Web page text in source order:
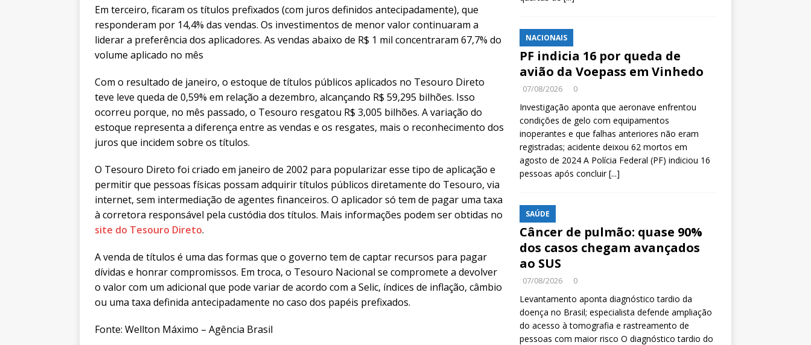
Em terceiro, ficaram os títulos prefixados (com juros definidos antecipadamente), que
responderam por 14,4% das vendas. Os investimentos de menor valor continuaram a
liderar a preferência dos aplicadores. As vendas abaixo de R$ 1 mil concentraram 67,7% do
volume aplicado no mês
Com o resultado de janeiro, o estoque de títulos públicos aplicados no Tesouro Direto
teve leve queda de 0,59% em relação a dezembro, alcançando R$ 59,295 bilhões. Isso
ocorreu porque, no mês passado, o Tesouro resgatou R$ 3,005 bilhões. A variação do
estoque representa a diferença entre as vendas e os resgates, mais o reconhecimento dos
juros que incidem sobre os títulos.
O Tesouro Direto foi criado em janeiro de 2002 para popularizar esse tipo de aplicação e
permitir que pessoas físicas possam adquirir títulos públicos diretamente do Tesouro, via
internet, sem intermediação de agentes financeiros. O aplicador só tem de pagar uma taxa
à corretora responsável pela custódia dos títulos. Mais informações podem ser obtidas no
site do Tesouro Direto.
A venda de títulos é uma das formas que o governo tem de captar recursos para pagar
dívidas e honrar compromissos. Em troca, o Tesouro Nacional se compromete a devolver
o valor com um adicional que pode variar de acordo com a Selic, índices de inflação, câmbio
ou uma taxa definida antecipadamente no caso dos papéis prefixados.
Fonte: Wellton Máximo – Agência Brasil
NACIONAIS
PF indicia 16 por queda de
avião da Voepass em Vinhedo
07/08/2026 0
Investigação aponta que aeronave enfrentou
condições de gelo com equipamentos
inoperantes e que falhas anteriores não eram
registradas; acidente deixou 62 mortos em
agosto de 2024 A Polícia Federal (PF) indiciou 16
pessoas após concluir[...]
SAÚDE
Câncer de pulmão: quase 90%
dos casos chegam avançados
ao SUS
07/08/2026 0
Levantamento aponta diagnóstico tardio da
doença no Brasil; especialista defende ampliação
do acesso à tomografia e rastreamento de
pessoas com maior risco O diagnóstico tardio do